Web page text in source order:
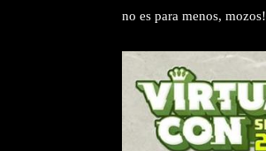
no es para menos, mozos!